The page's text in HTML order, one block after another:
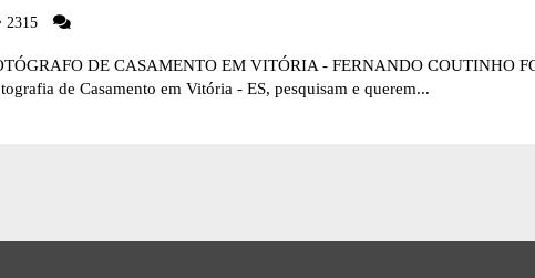
2315
DE CASAMENTO EM VITÓRIA - FERNANDO COUTINHO
de Casamento em Vitória - ES, pesquisam e querem...